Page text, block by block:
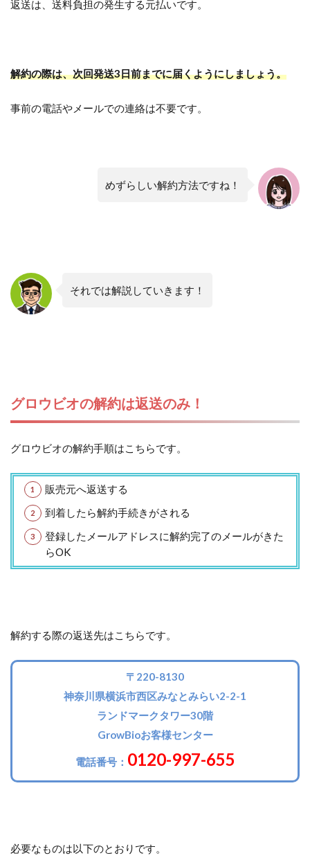
返送は、送料負担の発生する元払いです。
解約の際は、次回発送3日前までに届くようにしましょう。
事前の電話やメールでの連絡は不要です。
めずらしい解約方法ですね！
それでは解説していきます！
グロウビオの解約は返送のみ！
グロウビオの解約手順はこちらです。
販売元へ返送する
到着したら解約手続きがされる
登録したメールアドレスに解約完了のメールがきた
らOK
解約する際の返送先はこちらです。
〒220-8130
神奈川県横浜市西区みなとみらい2-2-1
ランドマークタワー30階
GrowBioお客様センター
電話番号： 0120-997-655
必要なものは以下のとおりです。